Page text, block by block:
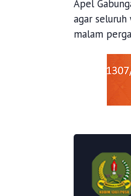
Apel
agar
malam